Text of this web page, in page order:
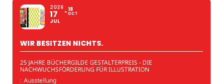
2026
17
JUL
18
OCT
WIR BESITZEN NICHTS.
25 JAHRE BÜCHERGILDE GESTALTERPREIS - DIE
NACHWUCHSFÖRDERUNG FÜR ILLUSTRATION
: Ausstellung